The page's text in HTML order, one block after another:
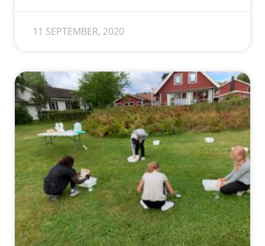
11 SEPTEMBER, 2020